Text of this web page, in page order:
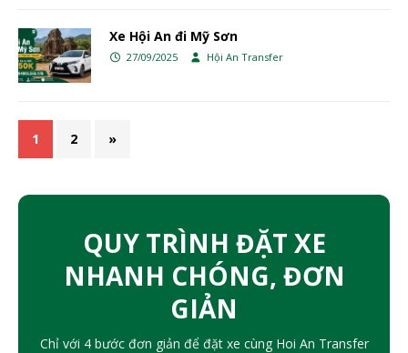
Xe Hội An đi Mỹ Sơn
27/09/2025 Hội An Transfer
1 2 »
QUY TRÌNH ĐẶT XE
NHANH CHÓNG, ĐƠN
GIẢN
Chỉ với 4 bước đơn giản để đặt xe cùng Hoi An Transfer